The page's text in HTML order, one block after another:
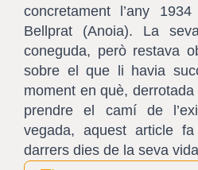
concretament l’any
Bellprat (Anoia). La
coneguda, però restava
sobre el que li havia
moment en què,
prendre el camí de
vegada, aquest article
darrers dies de la seva